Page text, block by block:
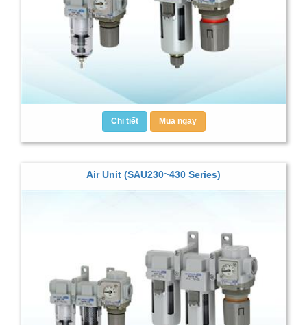
Chi tiết Mua ngay
Air Unit (SAU230~430 Series)